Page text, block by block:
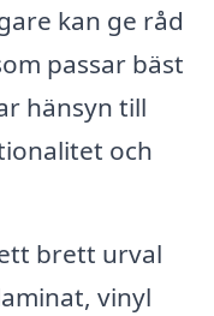
kan ge råd
passar bäst
hänsyn till
och
brett urval
vinyl